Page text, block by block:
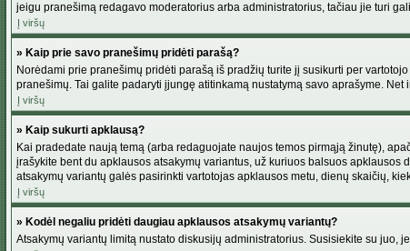
jeigu pranešimą redagavo moderatorius arba administratorius, tačiau jie turi
Į viršų
» Kaip prie savo pranešimų pridėti parašą?
Norėdami prie pranešimų pridėti parašą iš pradžių turite jį susikurti per
pranešimų. Tai galite padaryti įjungę atitinkamą nustatymą savo aprašyme.
Į viršų
» Kaip sukurti apklausą?
Kai pradedate naują temą (arba redaguojate naujos temos pirmąją žinutę),
įrašykite bent du apklausos atsakymų variantus, už kuriuos balsuos
atsakymų variantų galės pasirinkti vartotojas apklausos metu, dienų skaičių,
Į viršų
» Kodėl negaliu pridėti daugiau apklausos atsakymų variantų?
Atsakymų variantų limitą nustato diskusijų administratorius. Susisiekite su juo,